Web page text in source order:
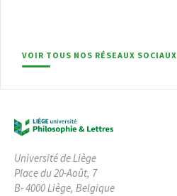
VOIR TOUS NOS RÉSEAUX SOCIAUX
Université de Liège
Place du 20-Août, 7
B- 4000 Liège, Belgique